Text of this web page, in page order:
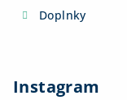
Doplnky
Instagram